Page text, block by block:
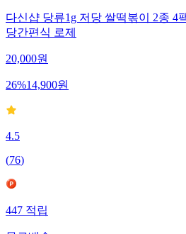
다신샵 당류1g 저당 쌀떡볶이 2종 4
당간편식 로제
20,000원
26%14,900원
4.5
(76)
447적립